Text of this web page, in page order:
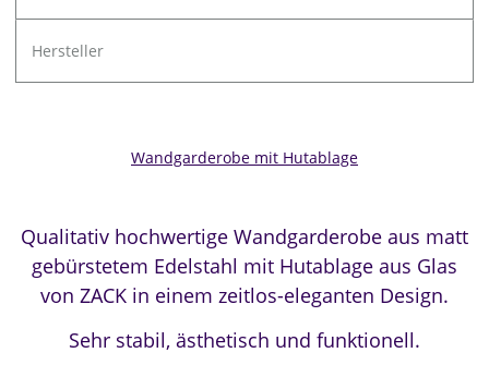
Hersteller
Wandgarderobe mit Hutablage
Qualitativ hochwertige Wandgarderobe aus matt
gebürstetem Edelstahl mit Hutablage aus Glas
von ZACK in einem zeitlos-eleganten Design.
Sehr stabil, ästhetisch und funktionell.